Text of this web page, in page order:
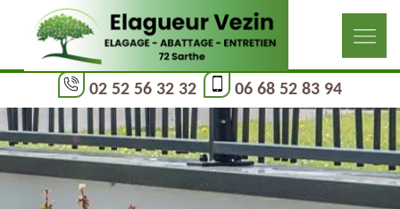
02 52 56 32 32 06 68 52 83 94